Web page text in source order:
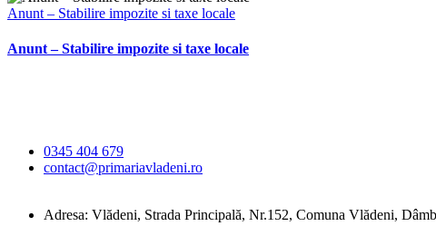
Anunt – Stabilire impozite si taxe locale
Anunt – Stabilire impozite si taxe locale
0345 404 679
contact@primariavladeni.ro
Adresa: Vlădeni, Strada Principală, Nr.152, Comuna Vlădeni,